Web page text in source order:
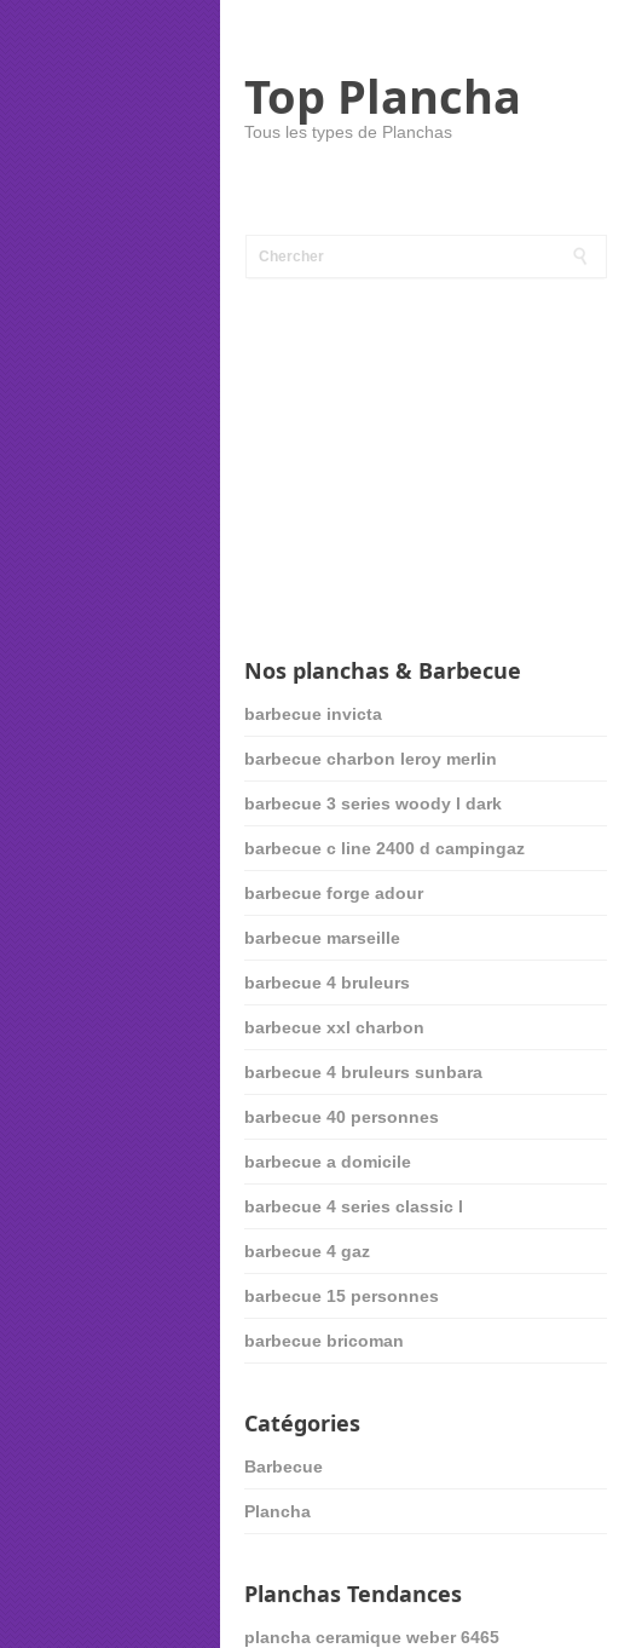
Top Plancha
Tous les types de Planchas
Nos planchas & Barbecue
barbecue invicta
barbecue charbon leroy merlin
barbecue 3 series woody l dark
barbecue c line 2400 d campingaz
barbecue forge adour
barbecue marseille
barbecue 4 bruleurs
barbecue xxl charbon
barbecue 4 bruleurs sunbara
barbecue 40 personnes
barbecue a domicile
barbecue 4 series classic l
barbecue 4 gaz
barbecue 15 personnes
barbecue bricoman
Catégories
Barbecue
Plancha
Planchas Tendances
plancha ceramique weber 6465